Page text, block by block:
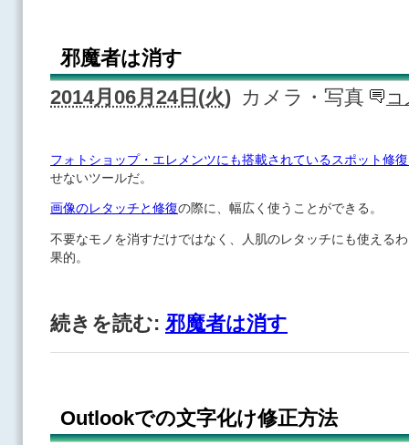
邪魔者は消す
2014月06月24日(火) カメラ・写真
フォトショップ・エレメンツにも搭載されているスポット修
せないツールだ。
画像のレタッチと修復の際に、幅広く使うことができる。
不要なモノを消すだけではなく、人肌のレタッチにも使える
果的。
続きを読む: 邪魔者は消す
Outlookでの文字化け修正方法